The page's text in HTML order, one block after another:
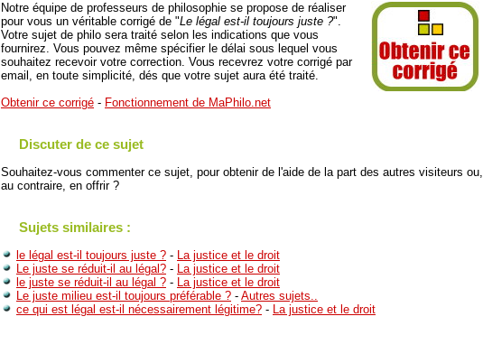
Notre équipe de professeurs de philosophie se propose de réaliser
pour vous un véritable corrigé de "Le légal est-il toujours juste ?".
Votre sujet de philo sera traité selon les indications que vous
fournirez. Vous pouvez même spécifier le délai sous lequel vous
souhaitez recevoir votre correction. Vous recevrez votre corrigé par
email, en toute simplicité, dés que votre sujet aura été traité.
Obtenir ce corrigé - Fonctionnement de MaPhilo.net
Discuter de ce sujet
Souhaitez-vous commenter ce sujet, pour obtenir de l'aide de la part des autres visiteurs ou,
au contraire, en offrir ?
Sujets similaires :
le légal est-il toujours juste ? - La justice et le droit
Le juste se réduit-il au légal? - La justice et le droit
le juste se réduit-il au légal ? - La justice et le droit
Le juste milieu est-il toujours préférable ? - Autres sujets..
ce qui est légal est-il nécessairement légitime? - La justice et le droit